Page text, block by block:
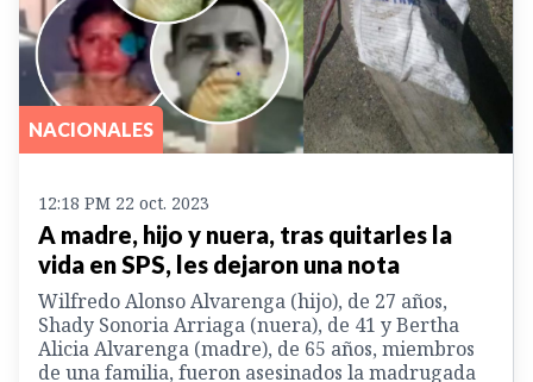
NACIONALES
12:18 PM 22 oct. 2023
A madre, hijo y nuera, tras quitarles la
vida en SPS, les dejaron una nota
Wilfredo Alonso Alvarenga (hijo), de 27 años,
Shady Sonoria Arriaga (nuera), de 41 y Bertha
Alicia Alvarenga (madre), de 65 años, miembros
de una familia, fueron asesinados la madrugada